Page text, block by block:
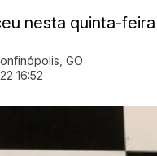
nesta quinta-
GO
16:52